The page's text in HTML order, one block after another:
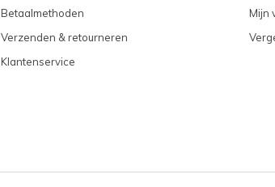
Betaalmethoden
Verzenden & retourneren
Klantenservice
Mijn